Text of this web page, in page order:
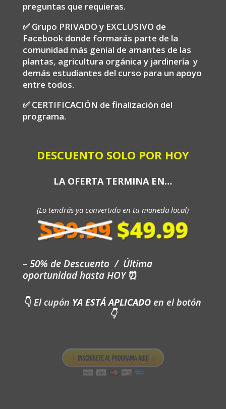
preguntas que requieras.
✅Grupo PRIVADO y EXCLUSIVO de
Facebook donde formarás parte de la
comunidad más genial de amantes de las
plantas, agricultura orgánica y jardinería y
demás estudiantes del curso para un apoyo
entre todos.
✅CERTIFICACIÓN de finalización del
programa.
DESCUENTO SOLO POR HOY
LA OFERTA TERMINA EN…
(Lo tendrás ya convertido en tu moneda local)
– 50% de Descuento / Última
oportunidad hasta HOY⏰
👇 El cupón YA ESTÁ APLICADO en el botón
👇